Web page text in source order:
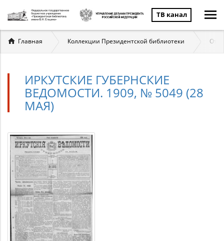
ТВ канал
Вы
здесь
Главная Коллекции Президентской библиотеки
ИРКУТСКИЕ ГУБЕРНСКИЕ
ВЕДОМОСТИ. 1909, № 5049 (28
МАЯ)